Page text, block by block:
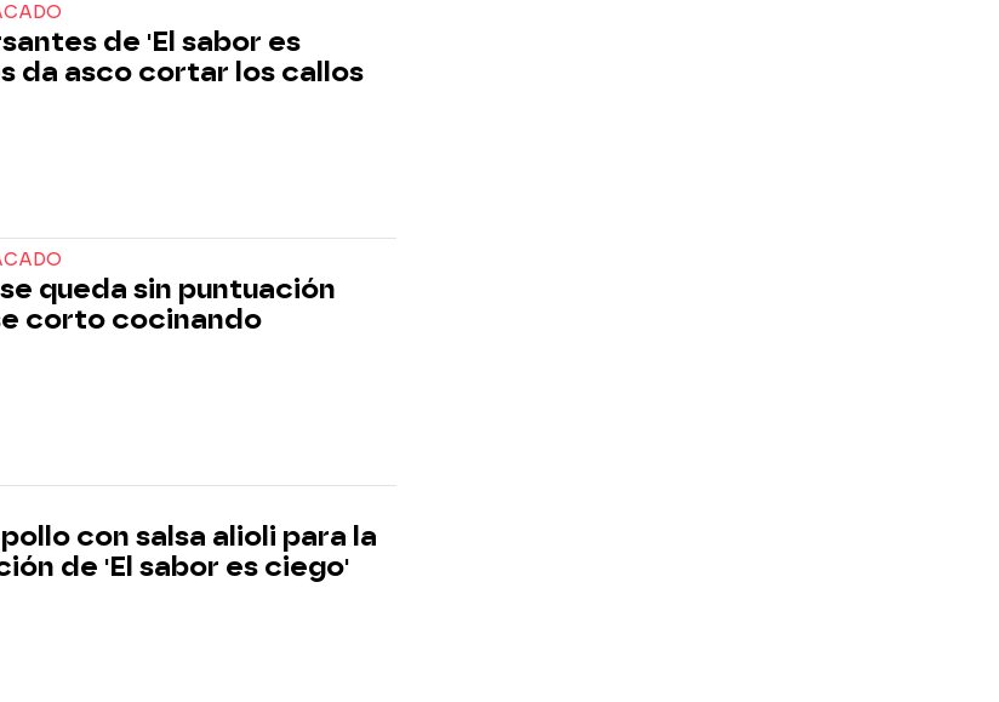
de 'El sabor es
da asco cortar los callos
queda sin puntuación
corto cocinando
con salsa alioli para la
de 'El sabor es ciego'